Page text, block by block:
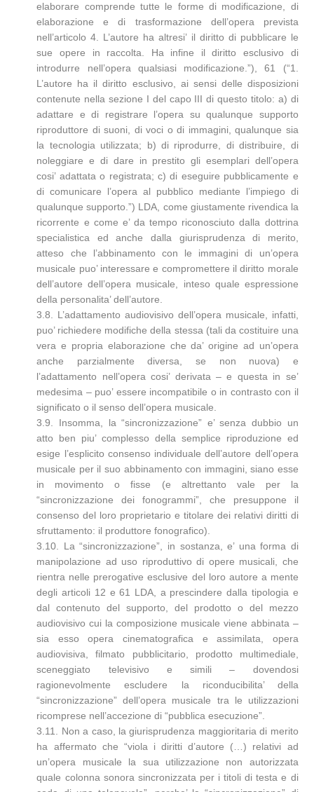
elaborare comprende tutte le forme di modificazione, di
elaborazione e di trasformazione dell’opera prevista
nell’articolo 4. L’autore ha altresi’ il diritto di pubblicare le
sue opere in raccolta. Ha infine il diritto esclusivo di
introdurre nell’opera qualsiasi modificazione.”), 61 (“1.
L’autore ha il diritto esclusivo, ai sensi delle disposizioni
contenute nella sezione I del capo III di questo titolo: a) di
adattare e di registrare l’opera su qualunque supporto
riproduttore di suoni, di voci o di immagini, qualunque sia
la tecnologia utilizzata; b) di riprodurre, di distribuire, di
noleggiare e di dare in prestito gli esemplari dell’opera
cosi’ adattata o registrata; c) di eseguire pubblicamente e
di comunicare l’opera al pubblico mediante l’impiego di
qualunque supporto.”) LDA, come giustamente rivendica la
ricorrente e come e’ da tempo riconosciuto dalla dottrina
specialistica ed anche dalla giurisprudenza di merito,
atteso che l’abbinamento con le immagini di un’opera
musicale puo’ interessare e compromettere il diritto morale
dell’autore dell’opera musicale, inteso quale espressione
della personalita’ dell’autore.
3.8. L’adattamento audiovisivo dell’opera musicale, infatti,
puo’ richiedere modifiche della stessa (tali da costituire una
vera e propria elaborazione che da’ origine ad un’opera
anche parzialmente diversa, se non nuova) e
l’adattamento nell’opera cosi’ derivata – e questa in se’
medesima – puo’ essere incompatibile o in contrasto con il
significato o il senso dell’opera musicale.
3.9. Insomma, la “sincronizzazione” e’ senza dubbio un
atto ben piu’ complesso della semplice riproduzione ed
esige l’esplicito consenso individuale dell’autore dell’opera
musicale per il suo abbinamento con immagini, siano esse
in movimento o fisse (e altrettanto vale per la
“sincronizzazione dei fonogrammi”, che presuppone il
consenso del loro proprietario e titolare dei relativi diritti di
sfruttamento: il produttore fonografico).
3.10. La “sincronizzazione”, in sostanza, e’ una forma di
manipolazione ad uso riproduttivo di opere musicali, che
rientra nelle prerogative esclusive del loro autore a mente
degli articoli 12 e 61 LDA, a prescindere dalla tipologia e
dal contenuto del supporto, del prodotto o del mezzo
audiovisivo cui la composizione musicale viene abbinata –
sia esso opera cinematografica e assimilata, opera
audiovisiva, filmato pubblicitario, prodotto multimediale,
sceneggiato televisivo e simili – dovendosi
ragionevolmente escludere la riconducibilita’ della
“sincronizzazione” dell’opera musicale tra le utilizzazioni
ricomprese nell’accezione di “pubblica esecuzione”.
3.11. Non a caso, la giurisprudenza maggioritaria di merito
ha affermato che “viola i diritti d’autore (…) relativi ad
un’opera musicale la sua utilizzazione non autorizzata
quale colonna sonora sincronizzata per i titoli di testa e di